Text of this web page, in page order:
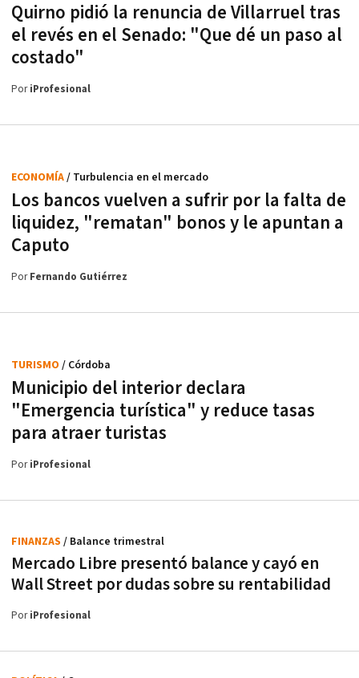
Quirno pidió la renuncia de Villarruel tras
el revés en el Senado: "Que dé un paso al
costado"
PoriProfesional
Los bancos vuelven a sufrir por la falta de
liquidez, "rematan" bonos y le apuntan a
Caputo
ECONOMÍA/ Turbulencia en el mercado
PorFernando Gutiérrez
Municipio del interior declara
"Emergencia turística" y reduce tasas
para atraer turistas
TURISMO / Córdoba
PoriProfesional
Mercado Libre presentó balance y cayó en
Wall Street por dudas sobre su rentabilidad
FINANZAS / Balance trimestral
PoriProfesional